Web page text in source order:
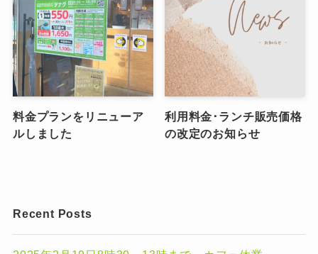
料金プランをリニューア
ルしました
利用料金･ランチ販売価格
の改定のお知らせ
Recent Posts